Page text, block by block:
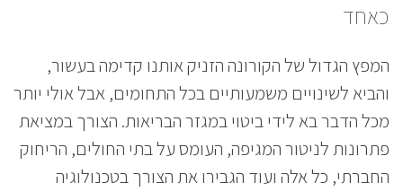
כאחד
המפץ הגדול של הקורונה הזניק אותנו קדימה בעשור,
והביא לשינויים משמעותיים בכל התחומים, אבל אולי יותר
מכל הדבר בא לידי ביטוי במגזר הבריאות. הצורך במציאת
פתרונות לניטור המגיפה, העומס על בתי החולים, הריחוק
החברתי, כל אלה ועוד הגבירו את הצורך בטכנולוגיה